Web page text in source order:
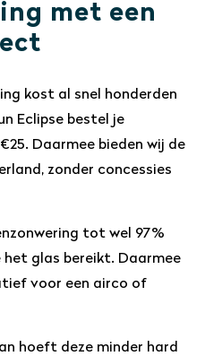
met een
kost al snel honderden
Eclipse bestel je
Daarmee bieden wij de
zonder concessies
tot wel 97%
glas bereikt. Daarmee
voor een airco of
hoeft deze minder hard